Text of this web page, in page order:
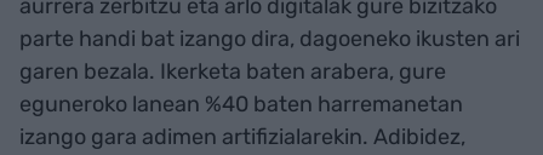
aurrera zerbitzu eta arlo digitalak gure bizitzako
parte handi bat izango dira, dagoeneko ikusten ari
garen bezala. Ikerketa baten arabera, gure
eguneroko lanean %40 baten harremanetan
izango gara adimen artifizialarekin. Adibidez,